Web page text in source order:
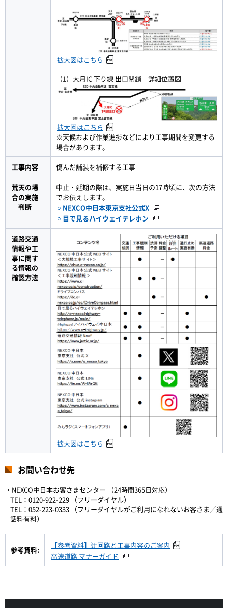
拡大図はこちら
（1）大月IC 下り線 出口閉鎖 詳細位置図
拡大図はこちら
※天候および作業進捗などにより工事期間を変更する
場合があります。
工事内容 傷んだ舗装を補修する工事
荒天の場
合の実施
判断
中止・延期の際は、実施日当日の17時頃に、次の方法
でお伝えします。
○ NEXCO中日本東京支社公式X
○ 目で見るハイウェイテレホン
道路交通
情報や工
事に関す
る情報の
確認方法
拡大図はこちら
お問い合わせ先
・NEXCO中日本お客さまセンター （24時間365日対応）
TEL：0120-922-229 （フリーダイヤル）
TEL：052-223-0333 （フリーダイヤルがご利用になれないお客さま／通
話料有料）
参考資料:
【参考資料】迂回路と工事内容のご案内
高速道路 マナーガイド